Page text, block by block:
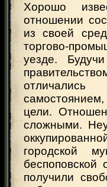
Хорошо
отношении
из своей
торгово-
уезде.
цели.
сложными.
городской
беспоповской
получили